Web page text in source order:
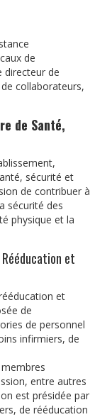
de
directeur de
collaborateurs,
de Santé,
sécurité et
de contribuer à
sécurité des
physique et la
et
et
de
de personnel
infirmiers, de
entre autres
est présidée par
de rééducation